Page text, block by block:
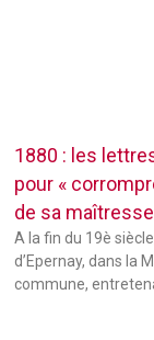
1880 : les
pour «
de sa maîtresse
A la fin du 19è
d’Epernay, dans la
commune,